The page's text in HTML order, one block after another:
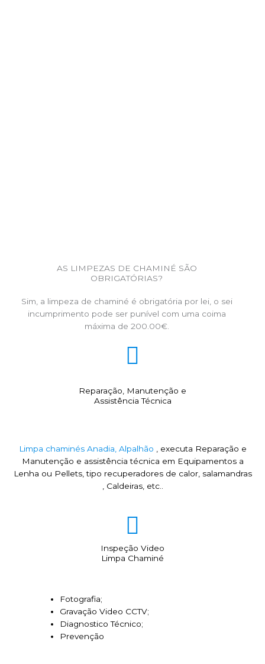
AS LIMPEZAS DE CHAMINÉ SÃO
OBRIGATÓRIAS?
Sim, a limpeza de chaminé é obrigatória por lei, o sei
incumprimento pode ser punível com uma coima
máxima de 200.00€.
Reparação, Manutenção e
Assistência Técnica
Limpa chaminés Anadia, Alpalhão , executa Reparação e
Manutenção e assistência técnica em Equipamentos a
Lenha ou Pellets, tipo recuperadores de calor, salamandras
, Caldeiras, etc..
Inspeção Video
Limpa Chaminé
Fotografia;
Gravação Video CCTV;
Diagnostico Técnico;
Prevenção